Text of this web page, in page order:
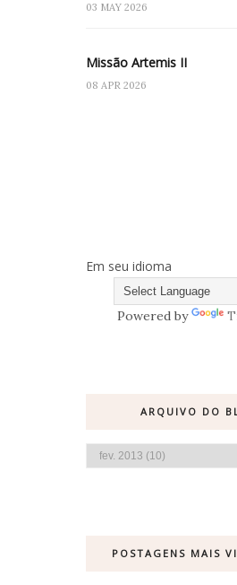
03 MAY 2026
Missão Artemis II
08 APR 2026
Em seu idioma
Powered by
ARQUIVO DO
POSTAGENS MAIS